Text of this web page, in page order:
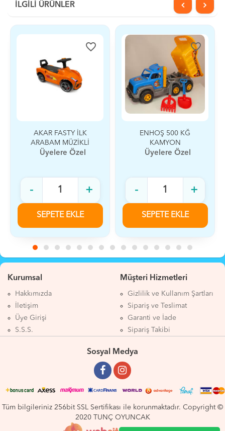
İLGİLİ ÜRÜNLER
ENHOŞ 500 KĞ
KAMYON
Üyelere Özel
SEPETE EKLE
ENHOŞ 1000
Üyelere Özel
SEPETE EKLE
Kurumsal
Hakkımızda
İletişim
Üye Girişi
S.S.S.
Müşteri Hizmetleri
Gizlilik ve Kullanım Şartları
Sipariş ve Teslimat
Garanti ve İade
Sipariş Takibi
Sosyal Medya
Tüm bilgileriniz 256bit SSL Sertifikası ile korunmaktadır. Copyright ©
2020 TUNÇ OYUNCAK